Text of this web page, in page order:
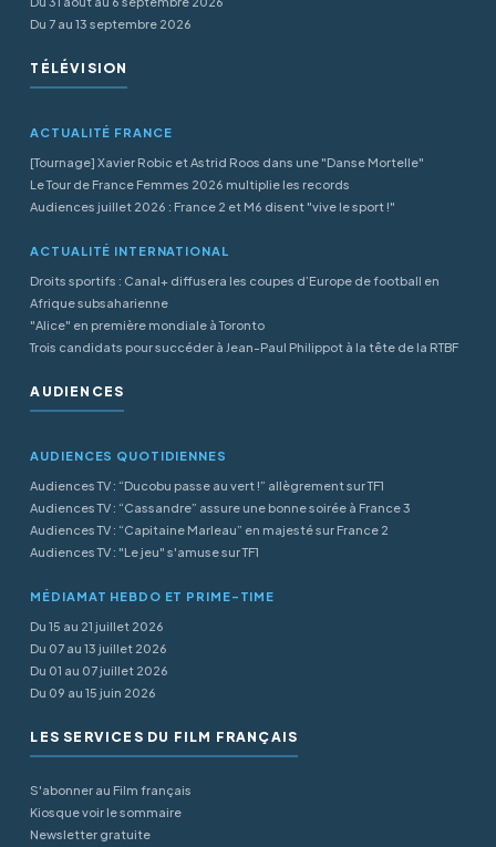
Du 7 au 13 septembre 2026
TÉLÉVISION
ACTUALITÉ FRANCE
[Tournage] Xavier Robic et Astrid Roos dans une "Danse Mortelle"
Le Tour de France Femmes 2026 multiplie les records
Audiences juillet 2026 : France 2 et M6 disent "vive le sport !"
ACTUALITÉ INTERNATIONAL
Droits sportifs : Canal+ diffusera les coupes d’Europe de football en
Afrique subsaharienne
"Alice" en première mondiale à Toronto
Trois candidats pour succéder à Jean-Paul Philippot à la tête de la RTBF
AUDIENCES
AUDIENCES QUOTIDIENNES
Audiences TV : “Ducobu passe au vert !” allègrement sur TF1
Audiences TV : “Cassandre” assure une bonne soirée à France 3
Audiences TV : “Capitaine Marleau” en majesté sur France 2
Audiences TV : "Le jeu" s'amuse sur TF1
MÉDIAMAT HEBDO ET PRIME-TIME
Du 15 au 21 juillet 2026
Du 07 au 13 juillet 2026
Du 01 au 07 juillet 2026
Du 09 au 15 juin 2026
LES SERVICES DU FILM FRANÇAIS
S'abonner au Film français
Kiosque voir le sommaire
Newsletter gratuite